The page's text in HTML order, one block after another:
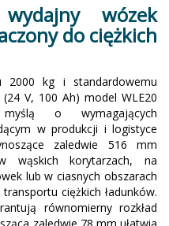
wózek
do ciężkich
2000 kg i standardowemu
V, 100 Ah) model WLE20
o wymagających
w produkcji i logistyce
zaledwie 516 mm
wąskich korytarzach, na
lub w ciasnych obszarach
ciężkich ładunków.
równomierny rozkład